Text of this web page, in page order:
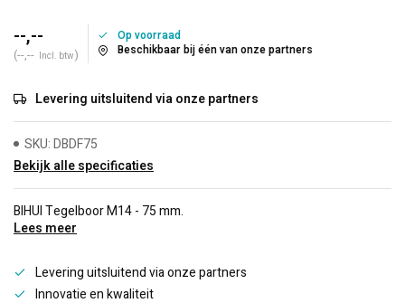
--,--
(--,-- Incl. btw)
Op voorraad
Beschikbaar bij één van onze partners
Levering uitsluitend via onze partners
SKU: DBDF75
Bekijk alle specificaties
BIHUI Tegelboor M14 - 75 mm.
Lees meer
Levering uitsluitend via onze partners
Innovatie en kwaliteit